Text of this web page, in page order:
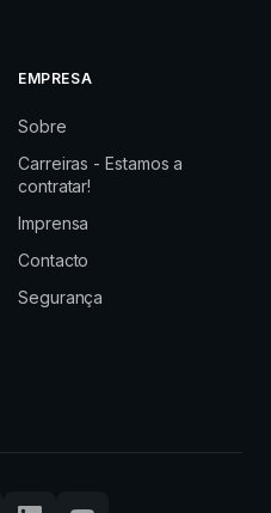
EMPRESA
Sobre
Carreiras - Estamos a
contratar!
Imprensa
Contacto
Segurança